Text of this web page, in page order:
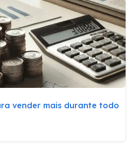
vender mais durante todo